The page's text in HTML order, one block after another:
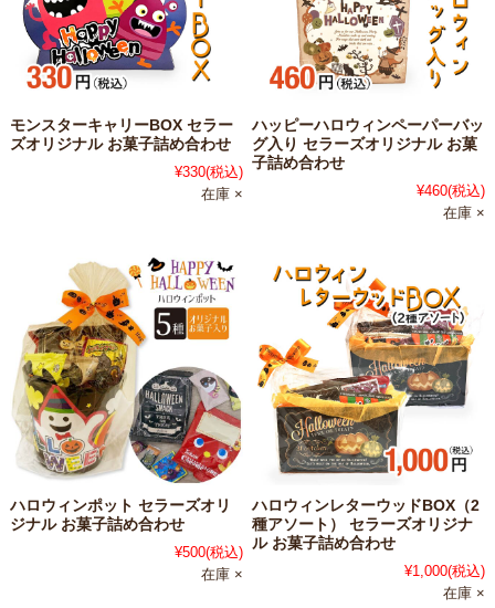
モンスターキャリーBOX セラー
ズオリジナル お菓子詰め合わせ
¥330(税込)
在庫 ×
ハッピーハロウィンペーパーバッ
グ入り セラーズオリジナル お菓
子詰め合わせ
¥460(税込)
在庫 ×
ハロウィンポット セラーズオリ
ジナル お菓子詰め合わせ
¥500(税込)
在庫 ×
ハロウィンレターウッドBOX（2
種アソート） セラーズオリジナ
ル お菓子詰め合わせ
¥1,000(税込)
在庫 ×